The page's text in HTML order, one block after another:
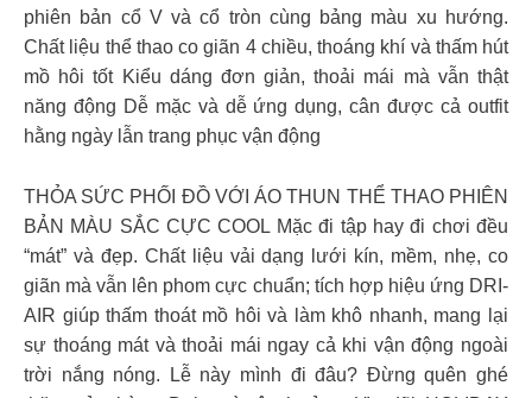
phiên bản cổ V và cổ tròn cùng bảng màu xu hướng.
Chất liệu thể thao co giãn 4 chiều, thoáng khí và thấm hút
mồ hôi tốt Kiểu dáng đơn giản, thoải mái mà vẫn thật
năng động Dễ mặc và dễ ứng dụng, cân được cả outfit
hằng ngày lẫn trang phục vận động
THỎA SỨC PHỐI ĐỒ VỚI ÁO THUN THỂ THAO PHIÊN
BẢN MÀU SẮC CỰC COOL Mặc đi tập hay đi chơi đều
“mát” và đẹp. Chất liệu vải dạng lưới kín, mềm, nhẹ, co
giãn mà vẫn lên phom cực chuẩn; tích hợp hiệu ứng DRI-
AIR giúp thấm thoát mồ hôi và làm khô nhanh, mang lại
sự thoáng mát và thoải mái ngay cả khi vận động ngoài
trời nắng nóng. Lễ này mình đi đâu? Đừng quên ghé